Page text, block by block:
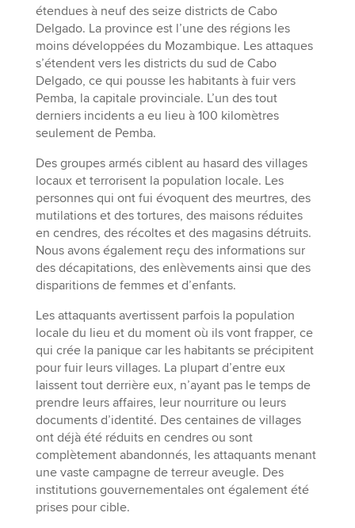
étendues à neuf des seize districts de Cabo
Delgado. La province est l’une des régions les
moins développées du Mozambique. Les attaques
s’étendent vers les districts du sud de Cabo
Delgado, ce qui pousse les habitants à fuir vers
Pemba, la capitale provinciale. L’un des tout
derniers incidents a eu lieu à 100 kilomètres
seulement de Pemba.
Des groupes armés ciblent au hasard des villages
locaux et terrorisent la population locale. Les
personnes qui ont fui évoquent des meurtres, des
mutilations et des tortures, des maisons réduites
en cendres, des récoltes et des magasins détruits.
Nous avons également reçu des informations sur
des décapitations, des enlèvements ainsi que des
disparitions de femmes et d’enfants.
Les attaquants avertissent parfois la population
locale du lieu et du moment où ils vont frapper, ce
qui crée la panique car les habitants se précipitent
pour fuir leurs villages. La plupart d’entre eux
laissent tout derrière eux, n’ayant pas le temps de
prendre leurs affaires, leur nourriture ou leurs
documents d’identité. Des centaines de villages
ont déjà été réduits en cendres ou sont
complètement abandonnés, les attaquants menant
une vaste campagne de terreur aveugle. Des
institutions gouvernementales ont également été
prises pour cible.